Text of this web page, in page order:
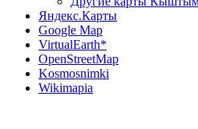
Яндекс.Карты
Google Map
VirtualEarth*
OpenStreetMap
Kosmosnimki
Wikimapia